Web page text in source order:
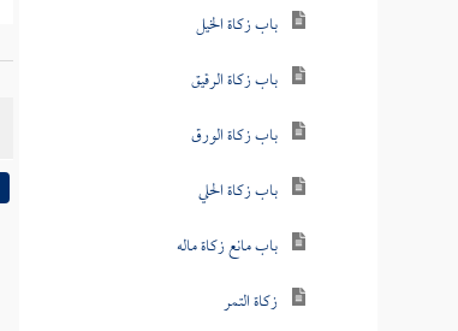
باب زكاة الخيل
باب زكاة الرقيق
باب زكاة الورق
باب زكاة الحلي
باب مانع زكاة ماله
زكاة التمر